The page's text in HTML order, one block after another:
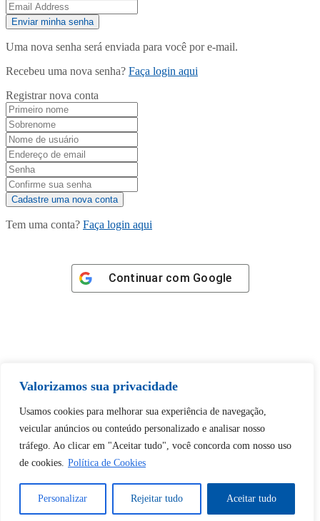
Valorizamos sua privacidade
Usamos cookies para melhorar sua experiência de navegação,
veicular anúncios ou conteúdo personalizado e analisar nosso
tráfego. Ao clicar em "Aceitar tudo", você concorda com nosso uso
de cookies. Política de Cookies
Personalizar Rejeitar tudo Aceitar tudo
Uma nova senha será enviada para você por e-mail.
Recebeu uma nova senha? Faça login aqui
Registrar nova conta
Tem uma conta? Faça login aqui
Continuar com Google
Tem certeza de que deseja
desbloquear esta publicação?